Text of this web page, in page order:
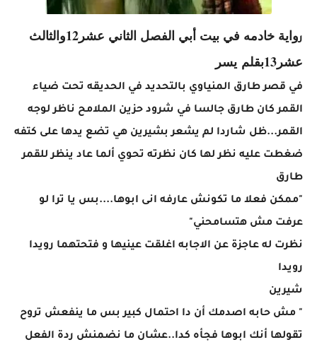
ر
واية خادمه في بيت أبي الفصل الثاني عشر12والثالث
عشر13بقلم يسر
في قصر طارق المنياوي بالتحديد في الحديقه تحت ضياء
القمر كان طارق جالسا في شرود حزين الملامح ناظر لوجه
القمر...ظل شاردا لم يشعر بشيرين هي تضع يدها على كتفه
ضغطت عليه نظر لها كان نظرته تحوي ألما عاد ينظر للقمر
طارق
"ممكن فعلا ما تكونش عارفه انى ابوها....بس يا ترا لو
عرفت مش هتسامحني"
نظرت له عاجزة عن الاجابه اغلقت عينيها و فتحتهما رويدا
رويدا
شيرين
" مش حابه اصدمك أن دا احتمال كبير بس ما ينفعش تروح
تقولها أنك ابوها فجأه كدا..عشان ما نضمنش ردة الفعل